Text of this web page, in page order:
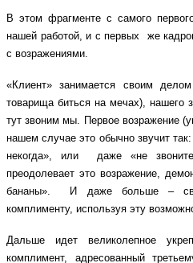
В этом фрагменте с самого
нашей работой, и с первых же
с возражениями.
«Клиент» занимается своим
товарища биться на мечах), нашего
тут звоним мы. Первое возражение
нашем случае это обычно звучит
некогда», или даже «не
преодолевает это возражение,
бананы». И даже больше –
комплименту, используя эту
Дальше идет великолепное
комплимент, адресованный